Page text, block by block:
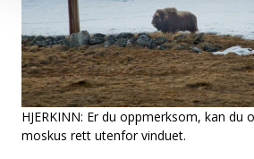
HJERKINN: Er du oppmerksom, kan du
moskus rett utenfor vinduet.